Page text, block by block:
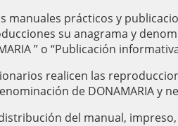
manuales prácticos y
su anagrama y
” o “Publicación
realicen las
de DONAMARIA y
del manual,